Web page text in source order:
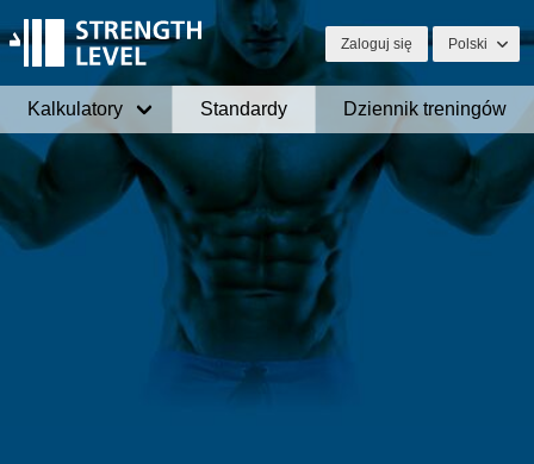
Zaloguj się Polski
Kalkulatory Standardy Dziennik treningów